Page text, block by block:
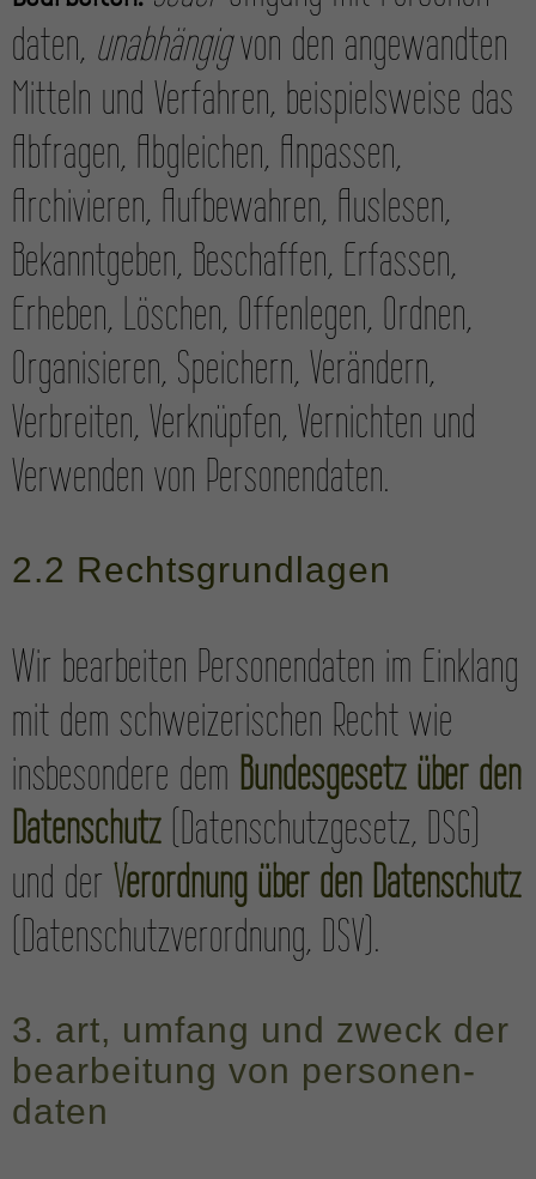
daten, unabhängigvon den angewandten
Mitteln und Verfahren, beispielsweise das
Abfragen, Abgleichen, Anpassen,
Archivieren, Aufbewahren, Auslesen,
Bekannt­geben, Beschaffen, Erfassen,
Erheben, Löschen, Offenlegen, Ordnen,
Organisieren, Speichern, Verändern,
Verbreiten, Verknüpfen, Vernichten und
Verwenden von Personen­daten.
2.2 Rechts­grundlagen
Wir bearbeiten Personen­daten im Einklang
mit dem schweizerischen Recht wie
insbesondere dem Bundes­gesetz über den
Daten­schutz (Daten­schutz­gesetz, DSG)
und der Verordnung über den Daten­schutz
(Daten­schutz­verordnung, DSV).
3. art, umfang und zweck der
bearbeitung von personen­
daten